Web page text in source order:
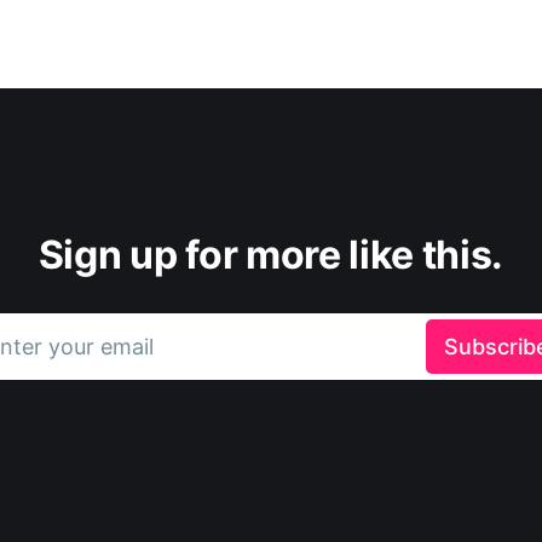
Sign up for more like this.
your email